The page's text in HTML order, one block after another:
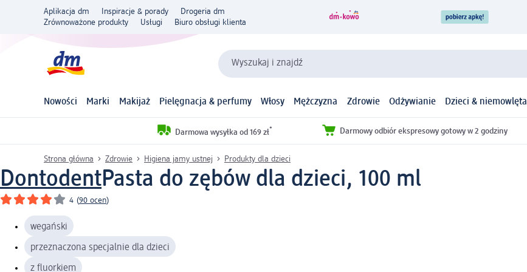
Aplikacja dm Inspiracje & porady
Drogeria dm
Zrównoważone produkty
Usługi Biuro obsługi klienta
Wyszukaj i znajdź
Nowości Marki Makijaż Pielęgnacja & perfumy Włosy Mężczyzna Zdrowie Odżywianie Dzieci & niemowlęta
Darmowa wysyłka od 169 zł* Darmowy odbiór ekspresowy gotowy w 2 godziny
Strona główna Zdrowie Higiena jamy ustnej Produkty dla dzieci
DontodentPasta do zębów dla dzieci, 100 ml
4 (90 ocen)
wegański
przeznaczona specjalnie dla dzieci
z fluorkiem